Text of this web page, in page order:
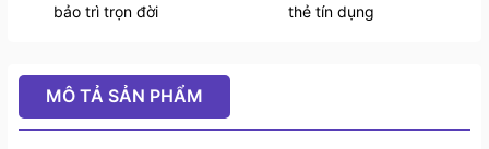
bảo trì trọn đời thẻ tín dụng
MÔ TẢ SẢN PHẨM